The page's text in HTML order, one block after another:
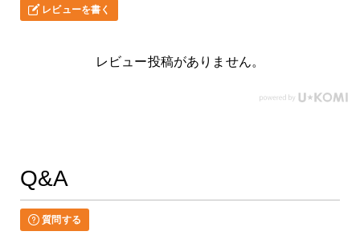
レビューを書く
レビュー投稿がありません。
Q&A
質問する